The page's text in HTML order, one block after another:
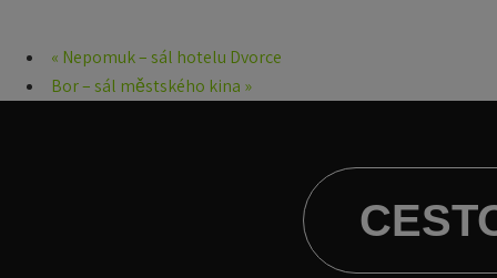
« Nepomuk – sál hotelu Dvorce
Bor – sál městského kina »